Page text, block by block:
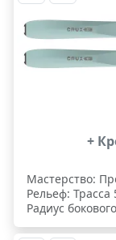
+
Мастерство:
Рельеф: Трасса
Радиус